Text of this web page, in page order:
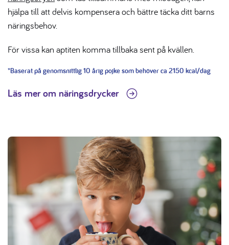
hjälpa till att delvis kompensera och bättre täcka ditt barns
näringsbehov.
För vissa kan aptiten komma tillbaka sent på kvällen.
*Baserat på genomsnittlig 10 årig pojke som behöver ca 2150 kcal/dag
Läs mer om näringsdrycker